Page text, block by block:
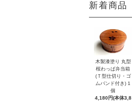
新着商品
木製漆塗り 丸型
桜わっぱ弁当箱
(Ｔ型仕切り・ゴ
ムバンド付き) 1
個
4,180円(本体3,8